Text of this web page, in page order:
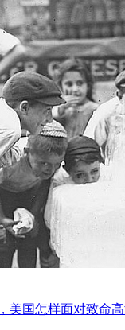
美国怎样面对致命